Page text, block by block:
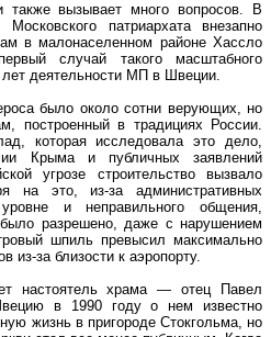
также вызывает много вопросов. В
патриархата внезапно
в малонаселенном районе Хассло
случай такого масштабного
лет деятельности МП в Швеции.
было около сотни верующих, но
построенный в традициях России.
которая исследовала это дело,
Крыма и публичных заявлений
угрозе строительство вызвало
на это, из-за административных
и неправильного общения,
разрешено, даже с нарушением
шпиль превысил максимально
из-за близости к аэропорту.
настоятель храма — отец Павел
в 1990 году о нем известно
жизнь в пригороде Стокгольма, но